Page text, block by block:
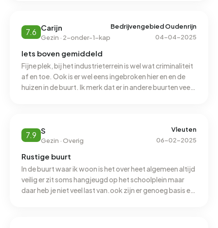
7.6 Carijn
Gezin · 2-onder-1-kap
Bedrijvengebied Oudenrijn
04-04-2025
Iets boven gemiddeld
Fijne plek, bij het industrieterrein is wel wat criminaliteit
af en toe. Ook is er wel eens ingebroken hier en en de
huizen in de buurt. Ik merk dat er in andere buurten veel
buren. En veel hondengeblaf. Er ligt niet veel
zwerfafval. Er zijn genoeg basisscholen in de buurt, en
7.9 S
Gezin · Overig
Vleuten
06-02-2025
Rustige buurt
In de buurt waar ik woon is het over heet algemeen altijd
veilig er zit soms hangjeugd op het schoolplein maar
daar heb je niet veel last van.ook zijn er genoeg basis en